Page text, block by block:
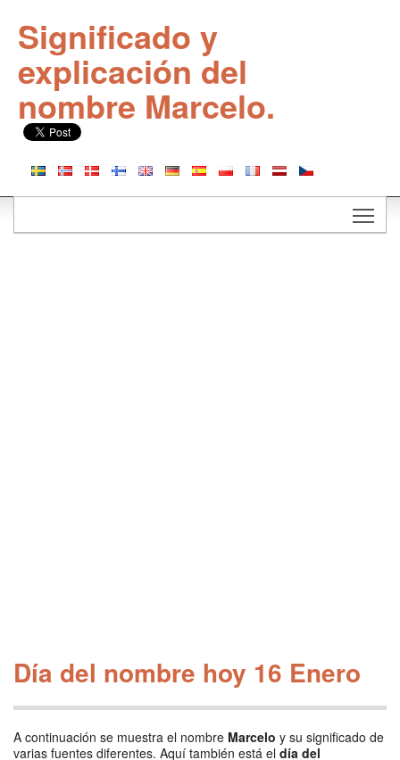
Significado y
explicación del
nombre Marcelo.
Día del nombre hoy 16 Enero
A continuación se muestra el nombre Marcelo y su significado de
varias fuentes diferentes. Aquí también está el día del